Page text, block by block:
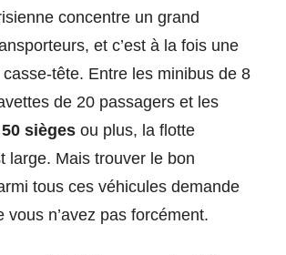
concentre un grand
et c’est à la fois une
tête. Entre les minibus de 8
de 20 passagers et les
sièges ou plus, la flotte
large. Mais trouver le bon
tous ces véhicules demande
vous n’avez pas forcément.